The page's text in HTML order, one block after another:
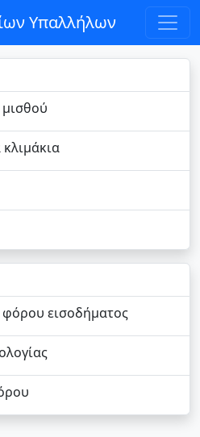
Υπαλλήλων
εισοδήματος